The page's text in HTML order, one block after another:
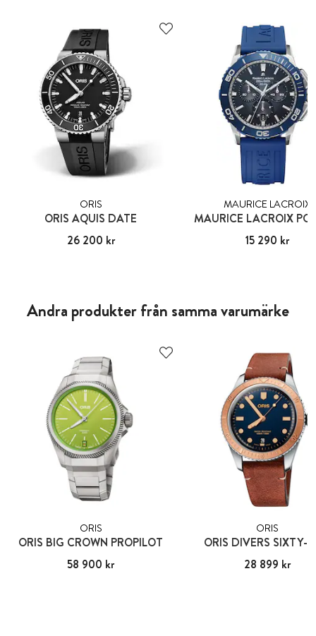
ORIS
ORIS AQUIS DATE
Pris:26 200 kr
26 200 kr
MAURICE LACROIX
MAURICE LACROIX
Pris: 15 290 kr
15 290 kr
Andra produkter från samma varumärke
ORIS
ORIS BIG CROWN PROPILOT
Pris: 58 900 kr
58 900 kr
ORIS
ORIS DIVERS SIXTY-
Pris:28 899 kr
28 899 kr